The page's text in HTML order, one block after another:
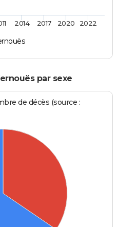
2014 2017 2020 2022
par sexe
de décès (source :